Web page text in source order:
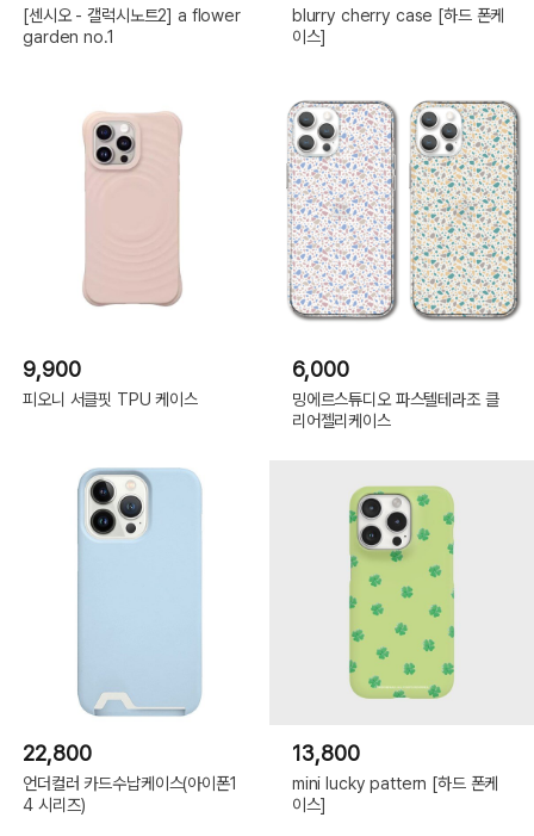
[센시오 - 갤럭시노트2] a flower
garden no.1
blurry cherry case [하드 폰케
이스]
9,900
피오니 서클핏 TPU 케이스
6,000
밍에르스튜디오 파스텔테라조 클
리어젤리케이스
22,800
언더컬러 카드수납케이스(아이폰1
4 시리즈)
13,800
mini lucky pattern [하드 폰케
이스]